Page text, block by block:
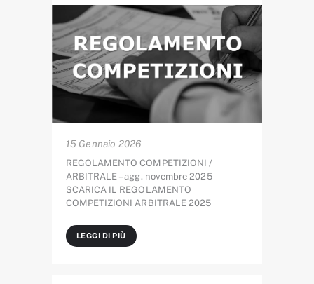
15 Gennaio 2026
REGOLAMENTO COMPETIZIONI /
ARBITRALE – agg. novembre 2025
SCARICA IL REGOLAMENTO
COMPETIZIONI ARBITRALE 2025
LEGGI DI PIÙ